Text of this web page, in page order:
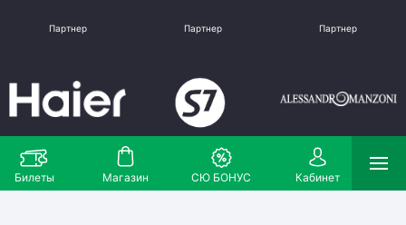
Билеты Магазин СЮ БОНУС Кабинет
Партнер Партнер Партнер